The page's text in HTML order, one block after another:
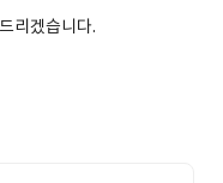
리겠습니다.